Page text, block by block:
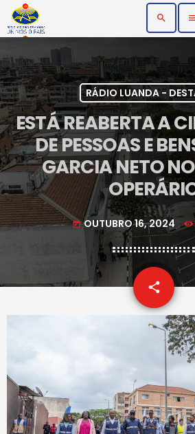
search
RÁDIO LUANDA -
ESTÁ REABERTA A
DE PESSOAS E
GARCIA NETO
today OUTUBRO 16, 2024
share
email